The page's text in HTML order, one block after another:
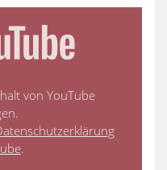
von YouTube
.